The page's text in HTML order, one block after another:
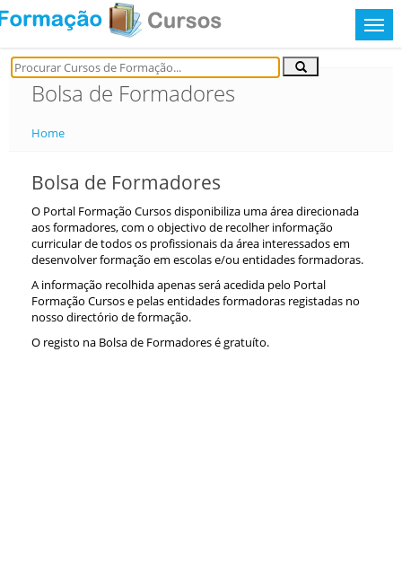
Bolsa de Formadores
Home
Bolsa de Formadores
O Portal Formação Cursos disponibiliza uma área direcionada
aos formadores, com o objectivo de recolher informação
curricular de todos os profissionais da área interessados em
desenvolver formação em escolas e/ou entidades formadoras.
A informação recolhida apenas será acedida pelo Portal
Formação Cursos e pelas entidades formadoras registadas no
nosso directório de formação.
O registo na Bolsa de Formadores é gratuíto.